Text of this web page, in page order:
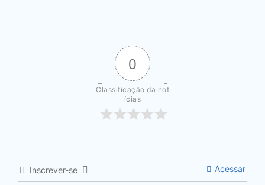
0
Classificação da not
ícias
Inscrever-se Acessar